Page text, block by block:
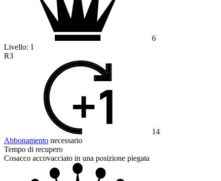
6
Livello: 1
R3
14
Abbonamento necessario
Tempo di recupero
Cosacco accovacciato in una posizione piegata